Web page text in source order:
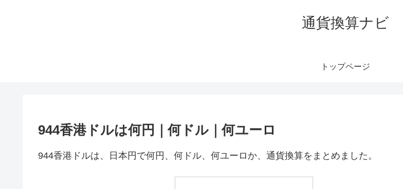
通貨換算ナビ
トップページ
944香港ドルは何円｜何ドル｜何ユーロ
944香港ドルは、日本円で何円、何ドル、何ユーロか、通貨換算をまとめました。